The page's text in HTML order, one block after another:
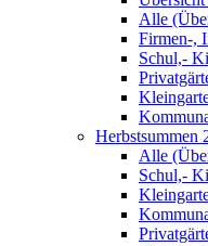
Alle
Firmen-,
Schul,-
Herbstsummen
Alle
Schul,-